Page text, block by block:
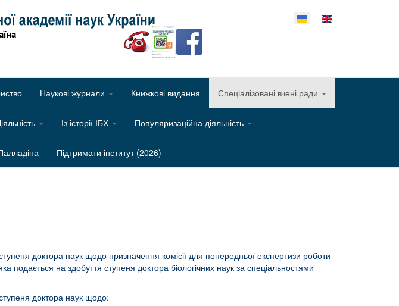
Оберіть свою мову
Наукові журнали Книжкові видання Спеціалізовані вчені ради
Із історії ІБХ Популяризаційна діяльність
Підтримати інститут (2026)
доктора наук щодо призначення комісії для попередньої експертизи роботи
подається на здобуття ступеня доктора біологічних наук за спеціальностями
доктора наук щодо: